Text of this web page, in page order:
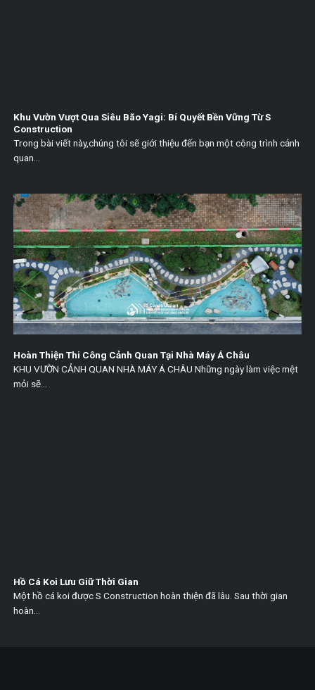
Khu Vườn Vượt Qua Siêu Bão Yagi: Bí Quyết Bền Vững Từ S
Construction
Trong bài viết này,chúng tôi sẽ giới thiệu đến bạn một công trình cảnh
quan...
Hoàn Thiện Thi Công Cảnh Quan Tại Nhà Máy Á Châu
KHU VƯỜN CẢNH QUAN NHÀ MÁY Á CHÂU Những ngày làm việc mệt
mỏi sẽ...
Hồ Cá Koi Lưu Giữ Thời Gian
Một hồ cá koi được S Construction hoàn thiện đã lâu. Sau thời gian
hoàn...